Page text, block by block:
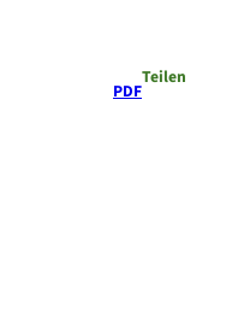
PDF
Teilen